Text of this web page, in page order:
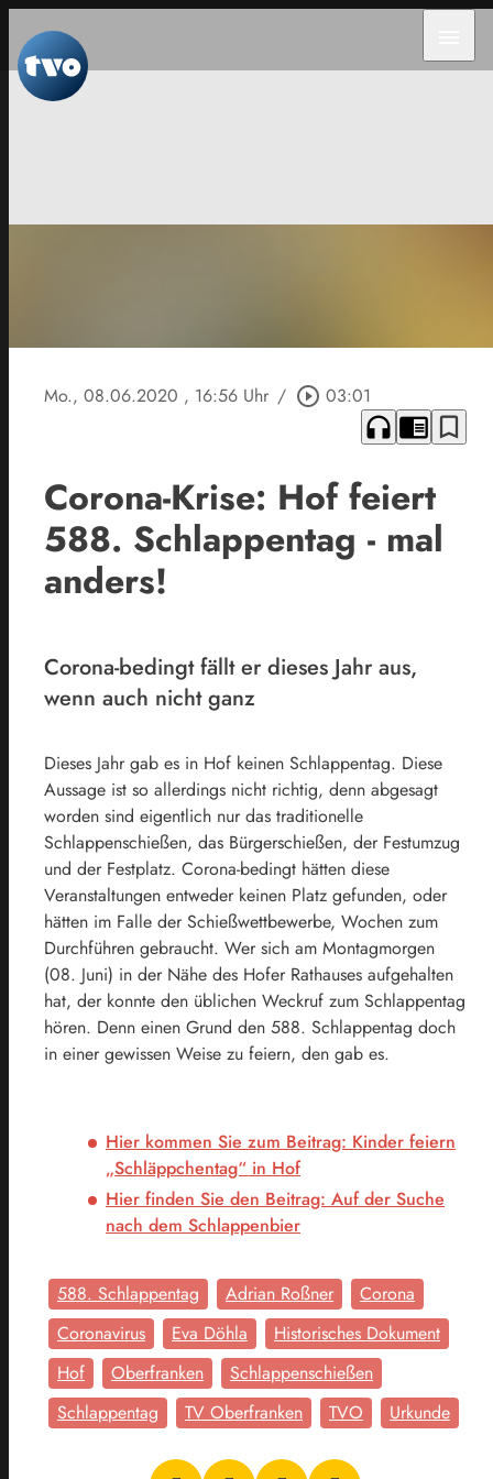
Mo., 08.06.2020 , 16:56 Uhr / play_circle_outline 03:01
headphones chrome_reader_mode bookmark_border
Corona-Krise: Hof feiert
588. Schlappentag - mal
anders!
Corona-bedingt fällt er dieses Jahr aus,
wenn auch nicht ganz
Dieses Jahr gab es in Hof keinen Schlappentag. Diese
Aussage ist so allerdings nicht richtig, denn abgesagt
worden sind eigentlich nur das traditionelle
Schlappenschießen, das Bürgerschießen, der Festumzug
und der Festplatz. Corona-bedingt hätten diese
Veranstaltungen entweder keinen Platz gefunden, oder
hätten im Falle der Schießwettbewerbe, Wochen zum
Durchführen gebraucht. Wer sich am Montagmorgen
(08. Juni) in der Nähe des Hofer Rathauses aufgehalten
hat, der konnte den üblichen Weckruf zum Schlappentag
hören. Denn einen Grund den 588. Schlappentag doch
in einer gewissen Weise zu feiern, den gab es.
Hier kommen Sie zum Beitrag: Kinder feiern
„Schläppchentag“ in Hof
Hier finden Sie den Beitrag: Auf der Suche
nach dem Schlappenbier
588. Schlappentag Adrian Roßner
Corona
Coronavirus
Eva Döhla
Historisches Dokument
Hof
Oberfranken
Schlappenschießen
Schlappentag
TV Oberfranken TVO Urkunde